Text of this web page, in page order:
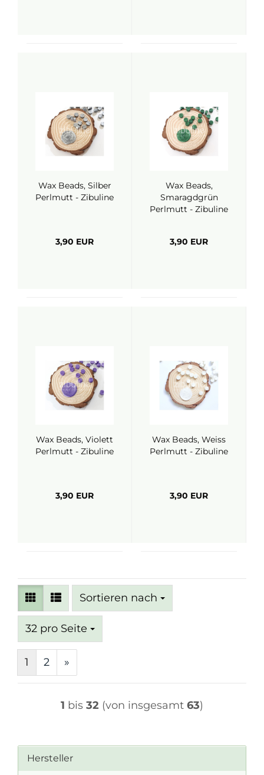
Wax Beads, Silber
Perlmutt - Zibuline
3,90 EUR
Wax Beads,
Smaragdgrün
Perlmutt - Zibuline
3,90 EUR
Wax Beads, Violett
Perlmutt - Zibuline
3,90 EUR
Wax Beads, Weiss
Perlmutt - Zibuline
3,90 EUR
Sortieren nach
Sortieren nach
32 pro Seite
pro Seite
1 2 »
1 bis 32 (von insgesamt 63)
Hersteller